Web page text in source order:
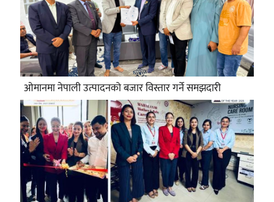
ओमानमा नेपाली उत्पादनको बजार विस्तार गर्ने समझदारी